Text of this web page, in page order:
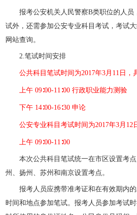
报考公安机关人民警察B类职位的人员
试外，还需参加公安专业科目考试，考试
网站查询。
2.笔试时间安排
公共科目笔试时间为2017年3月11日，
上午 09∶00-11∶00 行政职业能力测验
下午 14∶00-16∶30 申论
公安专业科目考试时间为2017年3月12
上午 09∶00-11∶00
本次公共科目笔试统一在市区设置考点
州、扬州、苏州和南京设置考点。
报考人员应携带准考证和在有效期内的
时间和地点参加笔试。报考人员参加考试